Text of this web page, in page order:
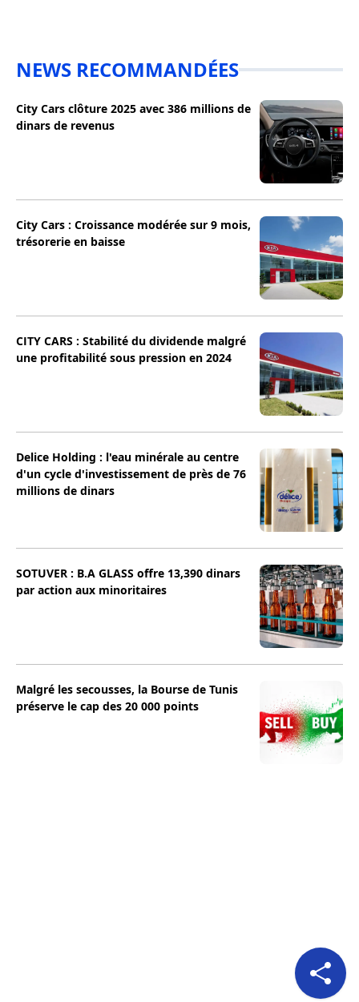
NEWS RECOMMANDÉES
City Cars clôture 2025 avec 386 millions de
dinars de revenus
City Cars : Croissance modérée sur 9 mois,
trésorerie en baisse
CITY CARS : Stabilité du dividende malgré
une profitabilité sous pression en 2024
Delice Holding : l'eau minérale au centre
d'un cycle d'investissement de près de 76
millions de dinars
SOTUVER : B.A GLASS offre 13,390 dinars
par action aux minoritaires
Malgré les secousses, la Bourse de Tunis
préserve le cap des 20 000 points